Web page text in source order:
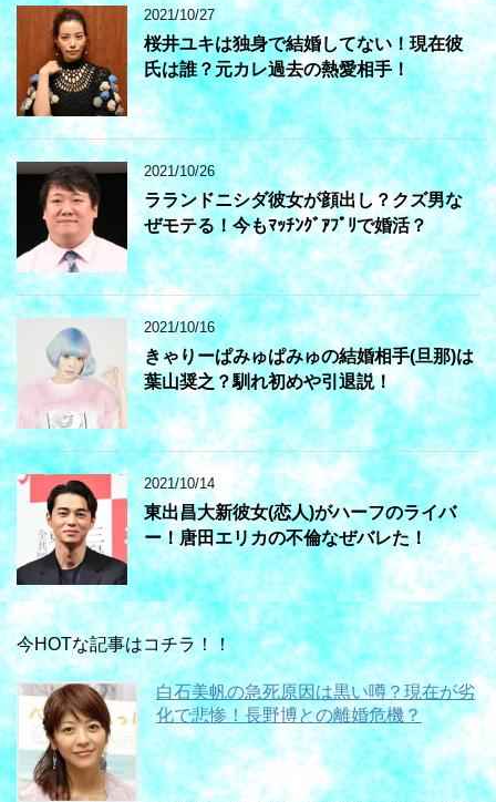
2021/10/27
桜井ユキは独身で結婚してない！現在彼
氏は誰？元カレ過去の熱愛相手！
2021/10/26
ラランドニシダ彼女が顔出し？クズ男な
ぜモテる！今もﾏｯﾁﾝｸﾞｱﾌﾟﾘで婚活？
2021/10/16
きゃりーぱみゅぱみゅの結婚相手(旦那)は
葉山奨之？馴れ初めや引退説！
2021/10/14
東出昌大新彼女(恋人)がハーフのライバ
ー！唐田エリカの不倫なぜバレた！
今HOTな記事はコチラ！！
白石美帆の急死原因は黒い噂？現在が劣
化で悲惨！長野博との離婚危機？